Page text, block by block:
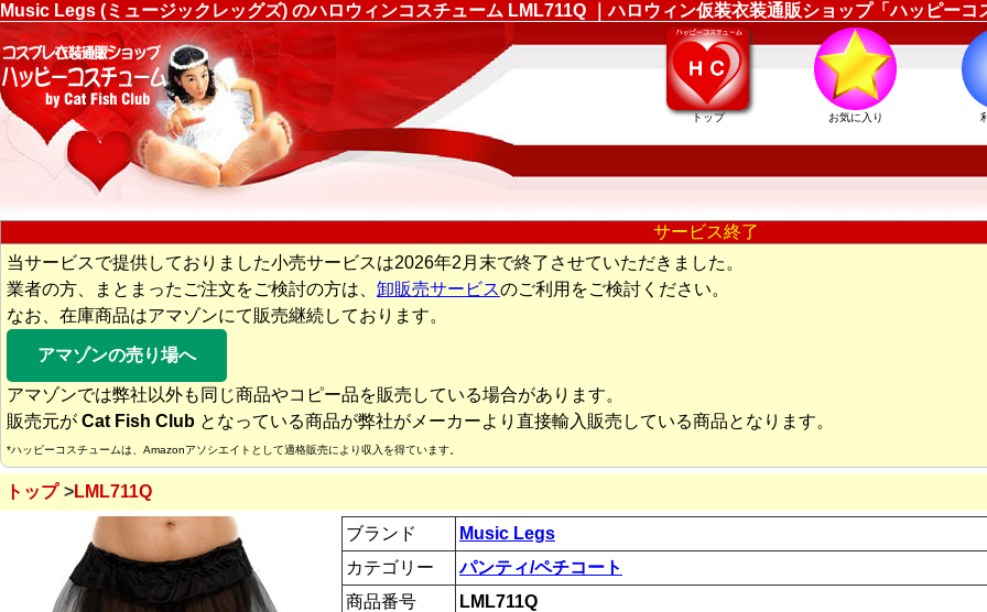
Music Legs (ミュージックレッグズ) のハロウィンコスチューム LML711Q ｜ハロウィン仮装衣装通販ショップ「ハッピーコ
トップ お気に入り
サービス終了
当サービスで提供しておりました小売サービスは2026年2月末で終了させていただきました。
業者の方、まとまったご注文をご検討の方は、 卸販売サービスのご利用をご検討ください。
なお、在庫商品はアマゾンにて販売継続しております。
アマゾンの売り場へ
アマゾンでは弊社以外も同じ商品やコピー品を販売している場合があります。
販売元が Cat Fish Club となっている商品が弊社がメーカーより直接輸入販売している商品となります。
*ハッピーコスチュームは、Amazonアソシエイトとして適格販売により収入を得ています。
トップ LML711Q
ブランド
Music Legs
カテゴリー
パンティ/ペチコート
商品番号
LML711Q